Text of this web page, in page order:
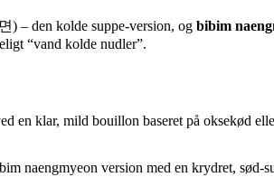
) – den kolde suppe-version, og bibim
“vand kolde nudler”.
en klar, mild bouillon baseret på oksekød
naengmyeon version med en krydret,